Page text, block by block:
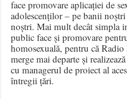
face promovare aplicației de
adolescenților – pe banii
noștri. Mai mult decât simpla
public face și promovare
homosexuală, pentru că
merge mai departe și
cu managerul de proiect al
întregii țări.